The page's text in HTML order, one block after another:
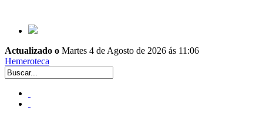
Actualizado o Martes 4 de Agosto de 2026 ás 11:06
Hemeroteca